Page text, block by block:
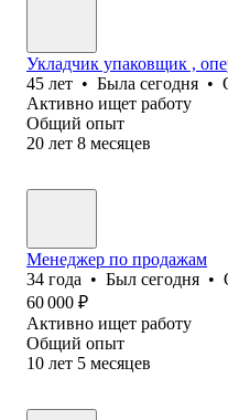
Укладчик упаковщик ,
45 лет • Была сегодня •
Активно ищет работу
Общий опыт
20 лет 8 месяцев
Менеджер по продажам
34 года • Был сегодня •
60 000 ₽
Активно ищет работу
Общий опыт
10 лет 5 месяцев